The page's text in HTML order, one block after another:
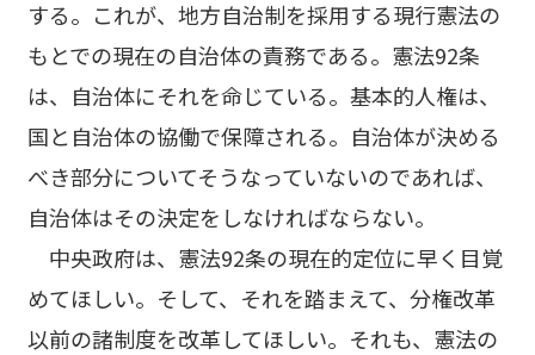
する。これが、地方自治制を採用する現行憲法の
もとでの現在の自治体の責務である。憲法92条
は、自治体にそれを命じている。基本的人権は、
国と自治体の協働で保障される。自治体が決める
べき部分についてそうなっていないのであれば、
自治体はその決定をしなければならない。
中央政府は、憲法92条の現在的定位に早く目覚
めてほしい。そして、それを踏まえて、分権改革
以前の諸制度を改革してほしい。それも、憲法の